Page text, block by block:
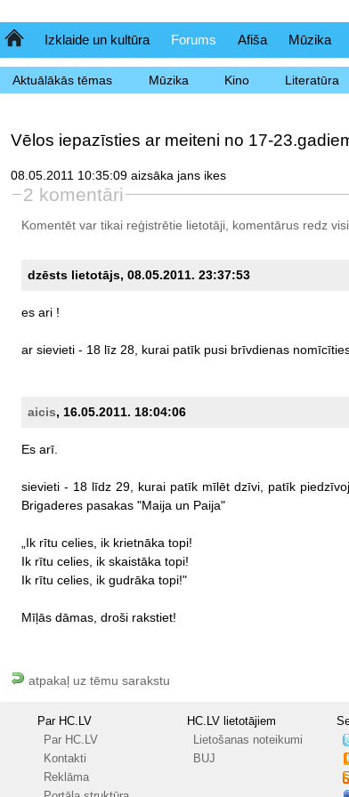
SākumlapaIzklaide un kultūra Forums Afiša Mūzika
Aktuālākās tēmas Mūzika Kino Literatūra
Vēlos iepazīsties ar meiteni no 17-
08.05.2011 10:35:09 aizsāka jans ikes
2 komentāri
Komentēt var tikai reģistrētie lietotāji, komentārus redz visi
dzēsts lietotājs, 08.05.2011. 23:37:53
es ari !
ar sievieti - 18 līz 28, kurai patīk pusi brīvdienas
aicis, 16.05.2011. 18:04:06
Es arī.
sievieti - 18 līdz 29, kurai patīk mīlēt dzīvi, patīk
Brigaderes pasakas "Maija un Paija"
„Ik rītu celies, ik krietnāka topi!
Ik rītu celies, ik skaistāka topi!
Ik rītu celies, ik gudrāka topi!"
Mīļās dāmas, droši rakstiet!
atpakaļ uz tēmu sarakstu
Par HC.LV
Par HC.LV
Kontakti
Reklāma
HC.LV lietotājiem
Lietošanas noteikumi
BUJ